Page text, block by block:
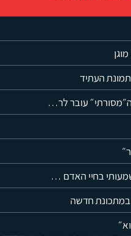
העתיד
המרכז המסחרי השכונתי ה״מסורתי״ עובר לרחובות
״מחוברים״ למוצר הכי משמעותי בחיי האדם = הנייד
במתכונת חדשה